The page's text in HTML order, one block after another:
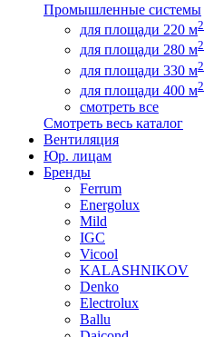
Промышленные системы
для площади 220 м2
для площади 280 м2
для площади 330 м2
для площади 400 м2
смотреть все
Смотреть весь каталог
Вентиляция
Юр. лицам
Бренды
Ferrum
Energolux
Mild
IGC
Vicool
KALASHNIKOV
Denko
Electrolux
Ballu